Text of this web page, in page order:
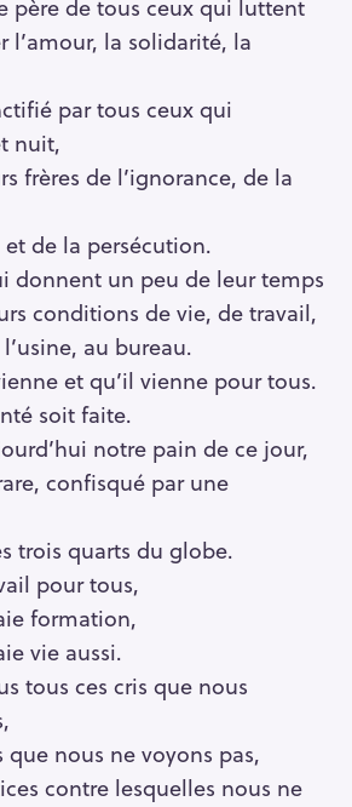
père de tous ceux qui luttent
l’amour, la solidarité, la
par tous ceux qui
nuit,
frères de l’ignorance, de la
de la persécution.
donnent un peu de leur temps
conditions de vie, de travail,
au bureau.
et qu’il vienne pour tous.
soit faite.
notre pain de ce jour,
confisqué par une
trois quarts du globe.
pour tous,
formation,
vie aussi.
tous ces cris que nous
que nous ne voyons pas,
contre lesquelles nous ne